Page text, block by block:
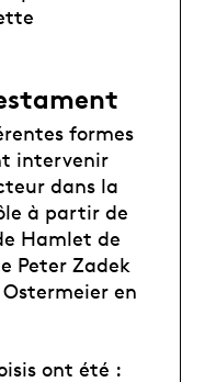
formes
intervenir
dans la
à partir de
Hamlet de
Peter Zadek
en
ont été :